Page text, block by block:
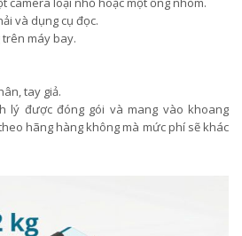
và dụng cụ đọc.
máy bay.
tay giả.
lý được đóng gói và mang vào khoang
hãng hàng không mà mức phí sẽ khác